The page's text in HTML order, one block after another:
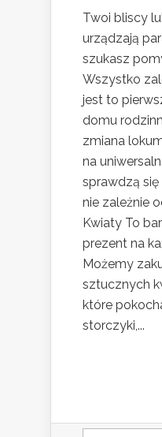
Twoi bliscy
urządzają
szukasz
Wszystko
jest to
domu
zmiana
na
sprawdzą
nie zależnie
Kwiaty To
prezent na
Możemy
sztucznych
które
storczyki,...
Szukaj: